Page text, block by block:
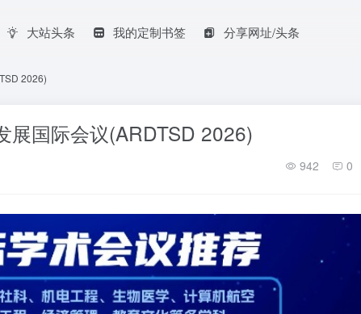
大站头条 我的定制书签 分享网址/头条
2026)
展国际会议(ARDTSD 2026)
942 0